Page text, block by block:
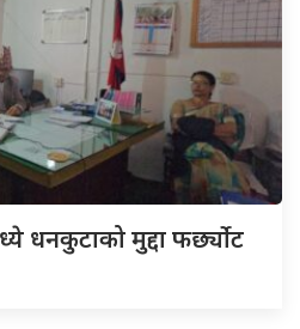
धनकुटाको मुद्दा फर्छ्योट